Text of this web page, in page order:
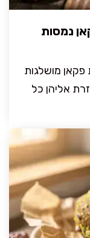
נמסות
פקאן מושלגות
אליהן כל